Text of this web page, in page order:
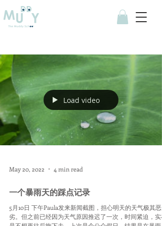
Load video
May 20, 2022 4 min read
一个暴雨天的踩点记录
5月10日 下午Paula发来新闻截图，担心明天的天气极其恶
劣。但之前已经因为天气原因推迟了一次，时间紧迫，实